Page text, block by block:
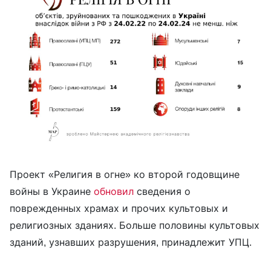
Проект «Религия в огне» ко второй годовщине
войны в Украине обновил сведения о
поврежденных храмах и прочих культовых и
религиозных зданиях. Больше половины культовых
зданий, узнавших разрушения, принадлежит УПЦ.